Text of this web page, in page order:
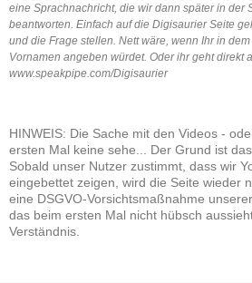
eine Sprachnachricht, die wir dann später in der
beantworten. Einfach auf die Digisaurier Seite
und die Frage stellen. Nett wäre, wenn Ihr in
Vornamen angeben würdet. Oder ihr geht direkt
www.speakpipe.com/Digisaurier
HINWEIS: Die Sache mit den Videos -
ersten Mal keine sehe... Der Grund ist
Sobald unser Nutzer zustimmt, dass wir
eingebettet zeigen, wird die Seite wieder
eine DSGVO-Vorsichtsmaßnahme
das beim ersten Mal nicht hübsch
Verständnis.